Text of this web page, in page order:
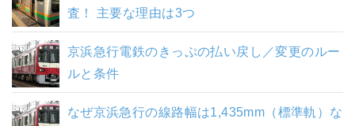
査！ 主要な理由は3つ
京浜急行電鉄のきっぷの払い戻し／変更のルー
ルと条件
なぜ京浜急行の線路幅は1,435mm（標準軌）な